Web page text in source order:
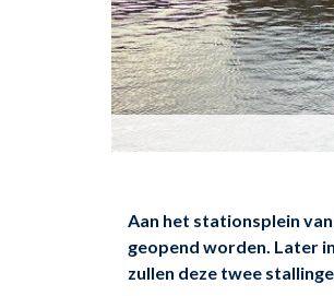
Aan het stationsplein
geopend worden. Later
zullen deze twee